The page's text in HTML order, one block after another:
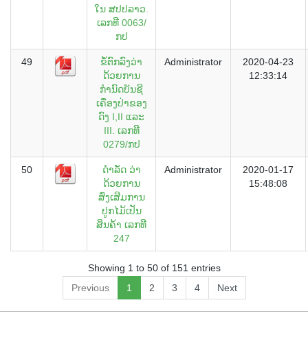
ໃນ ສປປລາວ.
ເລກທີ 0063/
ກປ
49
ຂໍ້ຕົກລົງວ່າ
ດ້ວຍການ
ກຳນົດບັນຊີ
ເຄື່ອງປ່າຂອງ
ດົງ I,II ແລະ
III. ເລກທີ
0279/ກປ
Administrator
2020-04-23
12:33:14
50
ດຳລັດ ວ່າ
ດ້ວຍການ
ສົ່ງເສີມການ
ປູກໄມ້ເປັນ
ສິນຄ້າ ເລກທີ
247
Administrator
2020-01-17
15:48:08
Showing 1 to 50 of 151 entries
Previous
1 2 3 4 Next